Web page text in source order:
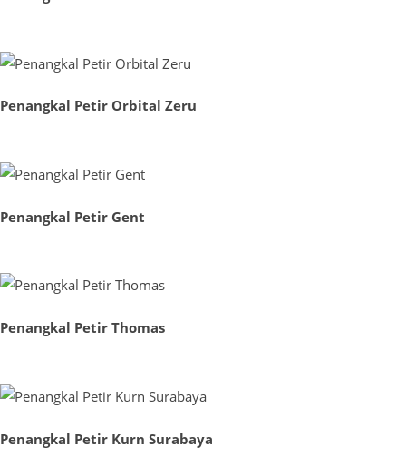
Penangkal Petir Orbital Zeru
Penangkal Petir Gent
Penangkal Petir Thomas
Penangkal Petir Kurn Surabaya